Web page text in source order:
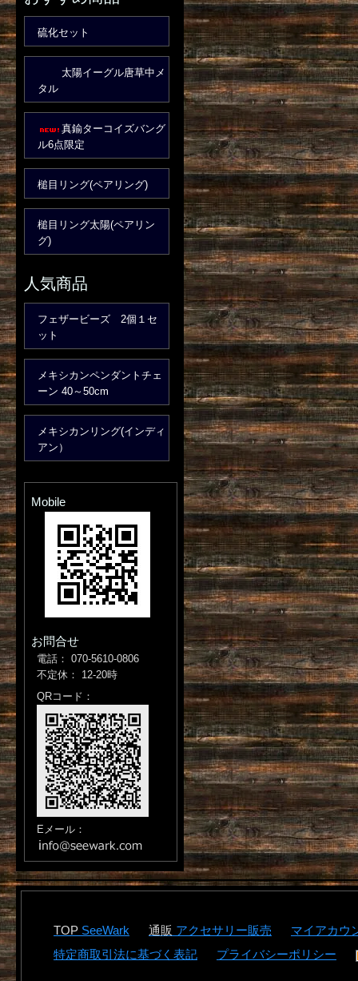
硫化セット
太陽イーグル唐草中メ
タル
真鍮ターコイズバング
ル6点限定
槌目リング(ペアリング)
槌目リング太陽(ペアリン
グ)
人気商品
フェザービーズ 2個１セ
ット
メキシカンペンダントチェ
ーン 40～50cm
メキシカンリング(インディ
アン）
Mobile
お問合せ
電話： 070-5610-0806
不定休： 12-20時
QRコード：
Eメール：
SeeWark アクセサリー販売
マイアカウ
特定商取引法に基づく表記
プライバシーポリシー